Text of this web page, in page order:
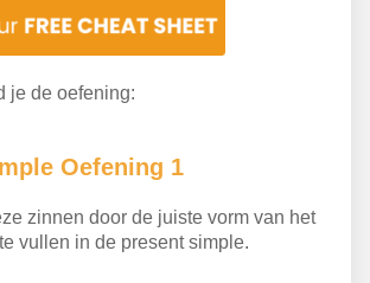
je de oefening:
Oefening 1
zinnen door de juiste vorm van het
vullen in de present simple.